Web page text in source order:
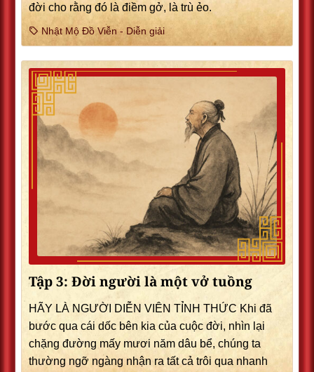
đời cho rằng đó là điềm gở, là trù ẻo.
Nhật Mộ Đồ Viễn - Diễn giải
Tập 3: Đời người là một vở tuồng
HÃY LÀ NGƯỜI DIỄN VIÊN TỈNH THỨC Khi đã
bước qua cái dốc bên kia của cuộc đời, nhìn lại
chặng đường mấy mươi năm dâu bể, chúng ta
thường ngỡ ngàng nhận ra tất cả trôi qua nhanh